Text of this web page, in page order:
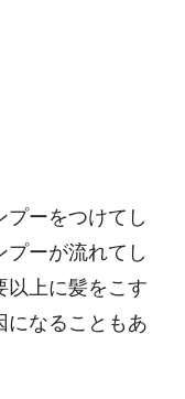
プーをつけてし
プーが流れてし
以上に髪をこす
になることもあ